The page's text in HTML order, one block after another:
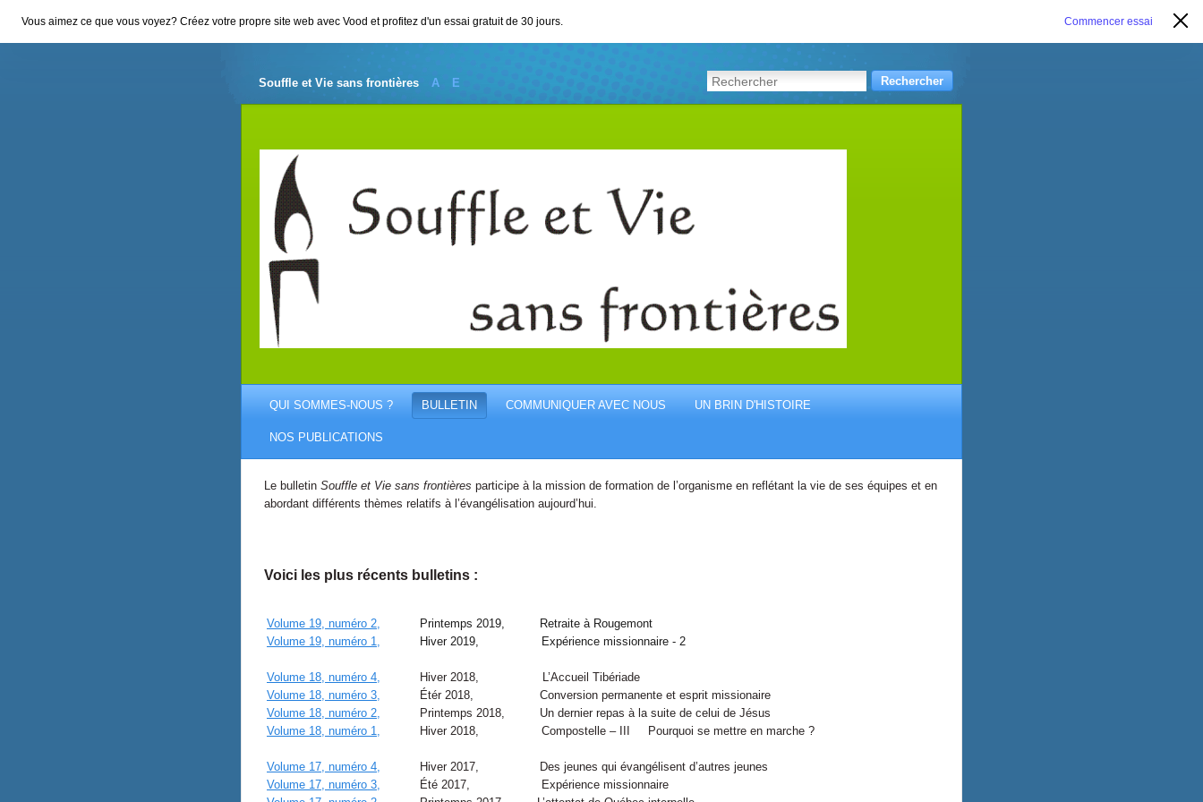
Souffle et Vie sans frontières A E
QUI SOMMES-NOUS ? BULLETIN COMMUNIQUER AVEC NOUS UN BRIN D'HISTOIRE
NOS PUBLICATIONS
Le bulletin Souffle et Vie sans frontières participe à la mission de formation de l’organisme en reflétant la vie de ses équipes et en
abordant différents thèmes relatifs à l’évangélisation aujourd’hui.
Voici les plus récents bulletins :
Volume 19, numéro 2,
Printemps 2019, Retraite à Rougemont
Volume 19, numéro 1,
Hiver 2019, Expérience missionnaire - 2
Volume 18, numéro 4,
Hiver 2018, L’Accueil Tibériade
Volume 18, numéro 3,
Étér 2018, Conversion permanente et esprit missionaire
Volume 18, numéro 2,
Printemps 2018, Un dernier repas à la suite de celui de Jésus
Volume 18, numéro 1,
Hiver 2018, Compostelle – III Pourquoi se mettre en marche ?
Volume 17, numéro 4,
Hiver 2017, Des jeunes qui évangélisent d’autres jeunes
Volume 17, numéro 3,
Été 2017, Expérience missionnaire
Vous aimez ce que vous voyez? Créez votre propre site web avec Vood et profitez d'un essai gratuit de 30 jours. Commencer essai